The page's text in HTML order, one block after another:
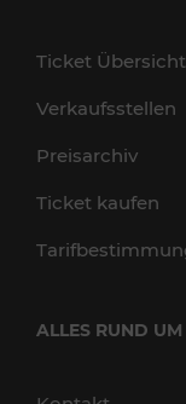
Ticket Übersicht
Verkaufsstellen
Preisarchiv
Ticket kaufen
ALLES RUND